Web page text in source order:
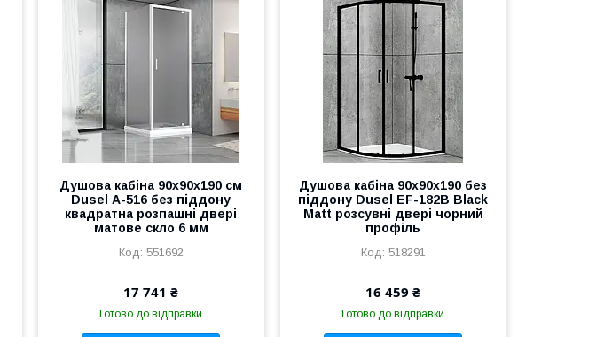
Душова кабіна 90х90х190 см
Dusel А-516 без піддону
квадратна розпашні двері
матове скло 6 мм
551692
17 741 ₴
Готово до відправки
Душова кабіна 90х90х190 без
піддону Dusel EF-182B Black
Matt розсувні двері чорний
профіль
518291
16 459 ₴
Готово до відправки